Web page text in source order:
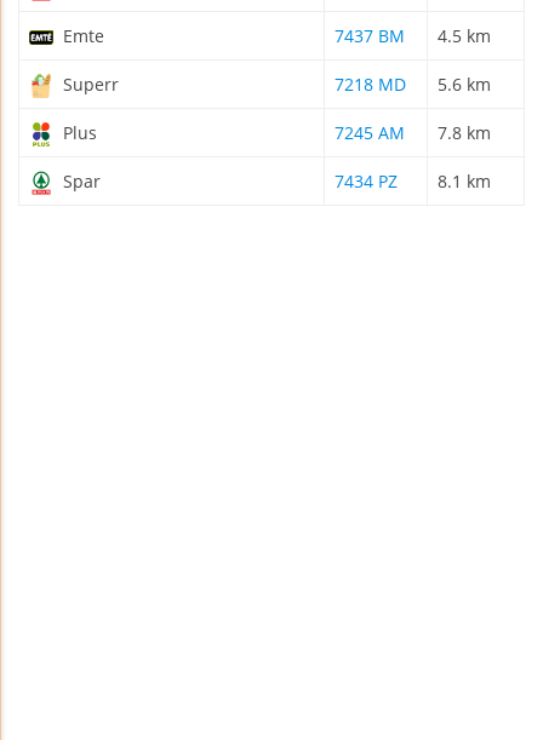
Emte 7437 BM 4.5 km
Superr 7218 MD 5.6 km
Plus 7245 AM 7.8 km
Spar 7434 PZ 8.1 km